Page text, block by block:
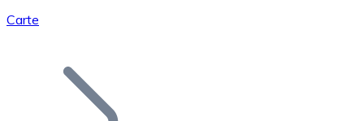
Bitcoin
Carte